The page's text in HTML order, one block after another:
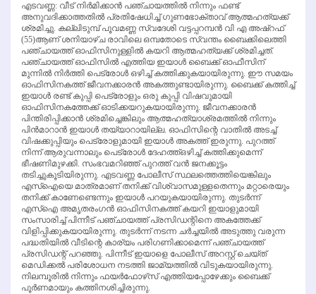
എടവണ്ണ: വീട് നിര്‍മിക്കാന്‍ പഞ്ചായത്തില്‍ നിന്നും ഫണ്ട്
അനുവദിക്കാത്തതില്‍ പ്രതിഷേധിച്ച് ഗുണഭോക്താവ് ആത്മഹത്യക്ക്
ശ്രമിച്ചു. കല്ലിടുമ്പ് പൂവമണ്ണ സ്വദേശി വട്ടപ്പറമ്പന്‍ വി എ അഷ്‌റഫ്
(55)ആണ് ശനിയാഴ്ച രാവിലെ ഒമ്പതോടെ സ്വന്തം ബൈക്കിലെത്തി
പഞ്ചായത്ത് ഓഫിസിനുള്ളില്‍ കയറി ആത്മഹത്യക്ക് ശ്രമിച്ചത്.
പഞ്ചായത്ത് ഓഫിസില്‍ എത്തിയ ഇയാള്‍ ബൈക്ക് ഓഫീസിന്
മുന്നില്‍ നിര്‍ത്തി പെട്രോള്‍ ഒഴിച്ച് കത്തിക്കുകയായിരുന്നു. ഈ സമയം
ഓഫിസിനകത്ത് ജീവനക്കാരന്‍ അകത്തുണ്ടായിരുന്നു. ബൈക്ക് കത്തിച്ച്
ഇയാള്‍ രണ്ട് കുപ്പി പെട്രോളും ഒരു കുപ്പി വിഷവുമായി
ഓഫിസിനകത്തേക്ക് ഓടിക്കയറുകയായിരുന്നു. ജീവനക്കാരന്‍
പിന്തിരിപ്പിക്കാന്‍ ശ്രമിച്ചെങ്കിലും ആത്മഹത്യാശ്രമത്തില്‍ നിന്നും
പിന്‍മാറാന്‍ ഇയാള്‍ തയ്യാറായില്ല. ഓഫിസിന്റെ വാതില്‍ അടച്ച്
വിഷക്കുപ്പിയും പെട്രോളുമായി ഇയാള്‍ അകത്ത് ഇരുന്നു. പുറത്ത്
നിന്ന് ആരുവന്നാലും പെട്രോള്‍ ദേഹത്ത്ഒഴിച്ച് കത്തിക്കുമെന്ന്
ഭീഷണിമുഴക്കി. സംഭവമറിഞ്ഞ് പുറത്ത് വന്‍ ജനക്കൂട്ടം
തടിച്ചുകൂടിയിരുന്നു. എടവണ്ണ പോലീസ് സ്ഥലത്തെത്തിയെങ്കിലും
എസ്‌ഐയെ മാത്രമാണ് തനിക്ക് വിശ്വാസമുള്ളതെന്നും മറ്റാരെയും
തനിക്ക് കാണേണ്ടെന്നും ഇയാള്‍ പറയുകയായിരുന്നു. തുടര്‍ന്ന്
എസ്‌ഐ അമൃതരംഗന്‍ ഓഫിസിനകത്ത് കയറി ഇയാളുമായി
സംസാരിച്ച് പിന്നീട് പഞ്ചായത്ത് പ്രസിഡന്റിനെ അകത്തേക്ക്
വിളിപ്പിക്കുകയായിരുന്നു. തുടര്‍ന്ന് നടന്ന ചര്‍ച്ചയില്‍ അടുത്തു വരുന്ന
പദ്ധതിയില്‍ വീടിന്റെ കാര്യം പരിഗണിക്കാമെന്ന് പഞ്ചായത്ത്
പ്രസിഡന്റ് പറഞ്ഞു. പിന്നീട് ഇയാളെ പോലീസ് അറസ്റ്റ് ചെയ്ത്
മെഡിക്കല്‍ പരിശോധന നടത്തി ജാമ്യത്തില്‍ വിടുകയായിരുന്നു.
നിലമ്പൂരില്‍ നിന്നും ഫയര്‍ഫോഴ്‌സ് എത്തിയപ്പോഴേക്കും ബൈക്ക്
പൂര്‍ണമായും കത്തിനശിച്ചിരുന്നു.